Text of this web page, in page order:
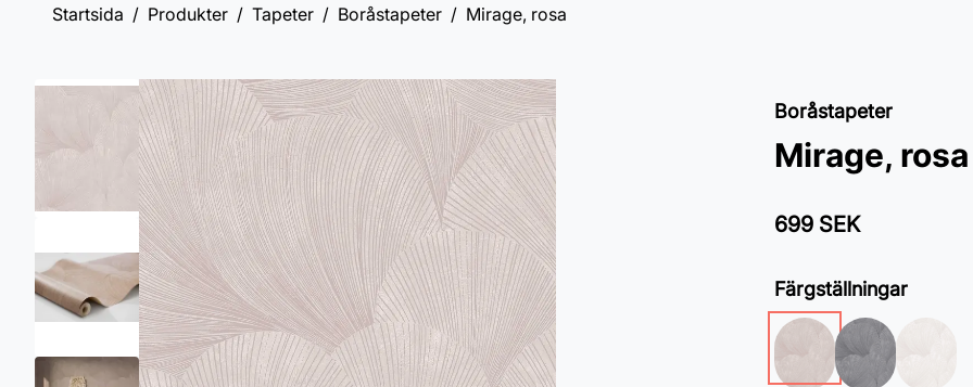
Startsida Produkter Tapeter Boråstapeter Mirage, rosa
Boråstapeter
Mirage, rosa
699 SEK
Färgställningar